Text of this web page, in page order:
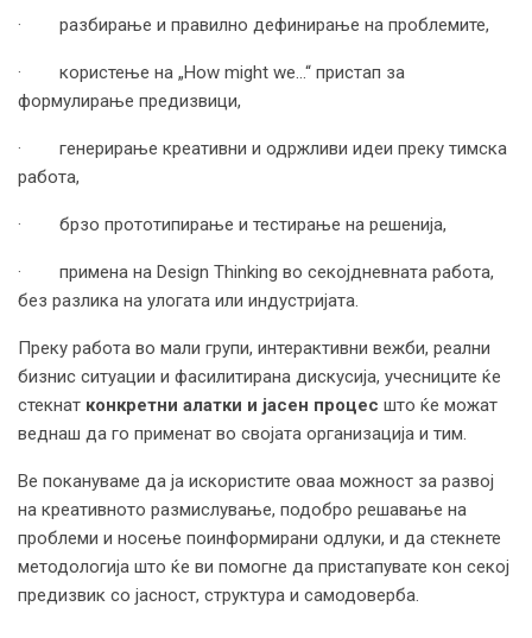
· разбирање и правилно дефинирање на проблемите,
· користење на „How might we...“ пристап за
формулирање предизвици,
· генерирање креативни и одржливи идеи преку тимска
работа,
· брзо прототипирање и тестирање на решенија,
· примена на Design Thinking во секојдневната работа,
без разлика на улогата или индустријата.
Преку работа во мали групи, интерактивни вежби, реални
бизнис ситуации и фасилитирана дискусија, учесниците ќе
стекнат конкретни алатки и јасен процес што ќе можат
веднаш да го применат во својата организација и тим.
Ве покануваме да ја искористите оваа можност за развој
на креативното размислување, подобро решавање на
проблеми и носење поинформирани одлуки, и да стекнете
методологија што ќе ви помогне да пристапувате кон секој
предизвик со јасност, структура и самодоверба.